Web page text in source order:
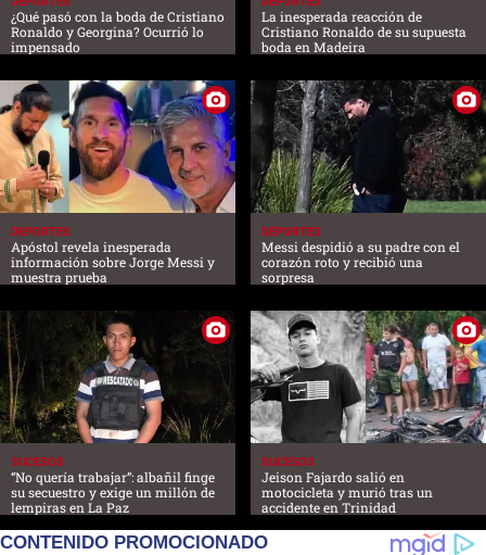
¿Qué pasó con la boda de Cristiano
Ronaldo y Georgina? Ocurrió lo
impensado
La inesperada reacción de
Cristiano Ronaldo de su supuesta
boda en Madeira
DEPORTES
Apóstol revela inesperada
información sobre Jorge Messi y
muestra prueba
DEPORTES
Messi despidió a su padre con el
corazón roto y recibió una
sorpresa
SUCESOS
“No quería trabajar”: albañil finge
su secuestro y exige un millón de
lempiras en La Paz
SUCESOS
Jeison Fajardo salió en
motocicleta y murió tras un
accidente en Trinidad
CONTENIDO PROMOCIONADO